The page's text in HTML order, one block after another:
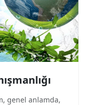
genel anlamda,